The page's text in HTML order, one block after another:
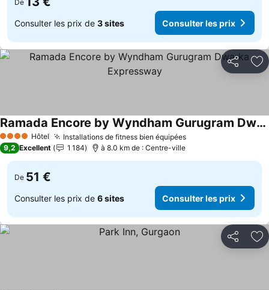
De
Consulter les prix de 3 sites Consulter les prix
Partager
4 Étoiles Hôtel Installations de fitness bien équipées
Ramada Encore by Wyndham Gurugram Dwarka Expressway
9,2 Excellent 1 184 à 8.0 km de : Centre-ville
De 51 €
Consulter les prix de 6 sites Consulter les prix
Partager